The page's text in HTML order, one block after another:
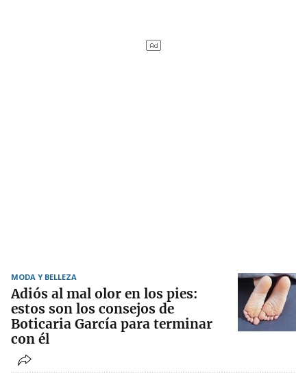
MODA Y BELLEZA
Adiós al mal olor en los pies:
estos son los consejos de
Boticaria García para terminar
con él